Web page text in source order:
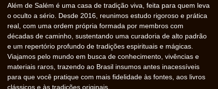
Além de Salém é uma casa de tradição viva, feita para quem leva
o oculto a sério. Desde 2016, reunimos estudo rigoroso e prática
real, com uma ordem própria formada por membros com
décadas de caminho, sustentando uma curadoria de alto padrão
e um repertório profundo de tradições espirituais e mágicas.
Viajamos pelo mundo em busca de conhecimento, vivências e
materiais raros, trazendo ao Brasil insumos antes inacessíveis
para que você pratique com mais fidelidade às fontes, aos livros
clássicos e às tradições originais.